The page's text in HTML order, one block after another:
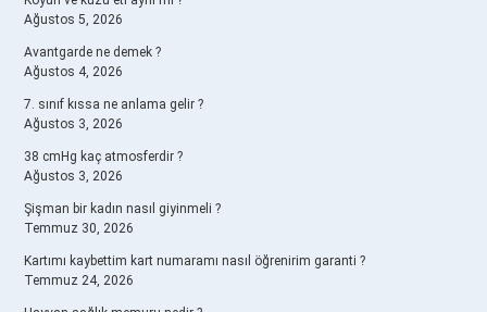
Ağustos 5, 2026
Avantgarde ne demek ?
Ağustos 4, 2026
7. sınıf kıssa ne anlama gelir ?
Ağustos 3, 2026
38 cmHg kaç atmosferdir ?
Ağustos 3, 2026
Şişman bir kadın nasıl giyinmeli ?
Temmuz 30, 2026
Kartımı kaybettim kart numaramı nasıl öğrenirim garanti ?
Temmuz 24, 2026